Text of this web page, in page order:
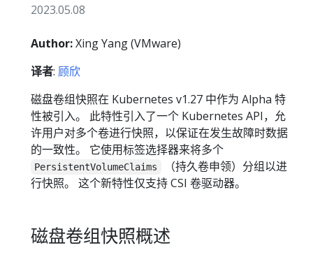
2023.05.08
Author:Xing Yang (VMware)
译者: 顾欣
磁盘卷组快照在 Kubernetes v1.27 中作为 Alpha 特
性被引入。 此特性引入了一个 Kubernetes API，允
许用户对多个卷进行快照，以保证在发生故障时数据
的一致性。 它使用标签选择器来将多个
PersistentVolumeClaims
（持久卷申领）分组以进
行快照。 这个新特性仅支持 CSI 卷驱动器。
磁盘卷组快照概述